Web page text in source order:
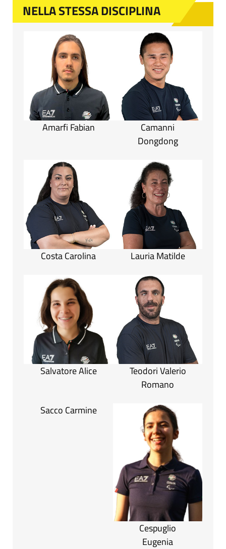
NELLA STESSA DISCIPLINA
Amarfi Fabian
Camanni
Dongdong
Costa Carolina Lauria Matilde
Salvatore Alice
Teodori Valerio
Romano
Sacco Carmine
Cespuglio
Eugenia